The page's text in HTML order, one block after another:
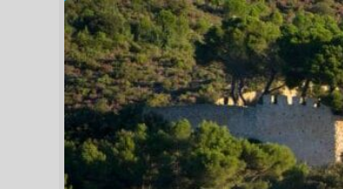
Skip to content